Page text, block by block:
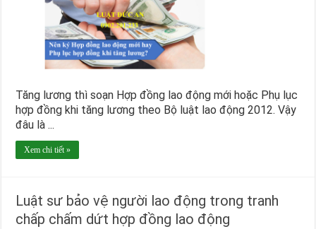
Tăng lương thì soạn Hợp đồng lao động mới hoặc Phụ lục
hợp đồng khi tăng lương theo Bộ luật lao động 2012. Vậy
đâu là ...
Xem chi tiết »
Luật sư bảo vệ người lao động trong tranh
chấp chấm dứt hợp đồng lao động